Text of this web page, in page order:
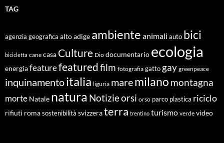
TAG
agenzia geografica alto adige ambiente animali auto bici
bicicletta cane casa Culture Dio documentario ecologia
energiafeaturefeaturedfilm fotografia gatto gay greenpeace
inquinamentoitalia liguria maremilano montagna
morte Natale natura Notizieorsi orso parco plastica riciclo
rifiuti roma sostenibilità svizzeraterra trentino turismo verde video